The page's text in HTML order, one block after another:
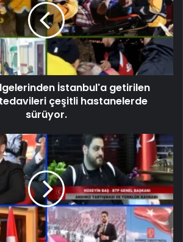
İstanbul'a getirilen
tedavileri çeşitli hastanelerde
sürüyor.